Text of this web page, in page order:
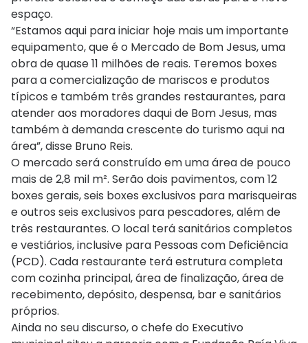
espaço.
“Estamos aqui para iniciar hoje mais um importante
equipamento, que é o Mercado de Bom Jesus, uma
obra de quase 11 milhões de reais. Teremos boxes
para a comercialização de mariscos e produtos
típicos e também três grandes restaurantes, para
atender aos moradores daqui de Bom Jesus, mas
também à demanda crescente do turismo aqui na
área”, disse Bruno Reis.
O mercado será construído em uma área de pouco
mais de 2,8 mil m². Serão dois pavimentos, com 12
boxes gerais, seis boxes exclusivos para marisqueiras
e outros seis exclusivos para pescadores, além de
três restaurantes. O local terá sanitários completos
e vestiários, inclusive para Pessoas com Deficiência
(PCD). Cada restaurante terá estrutura completa
com cozinha principal, área de finalização, área de
recebimento, depósito, despensa, bar e sanitários
próprios.
Ainda no seu discurso, o chefe do Executivo